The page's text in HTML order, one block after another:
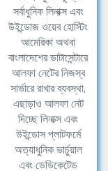
সর্বাধুনিক লিনাক্স এবং
উইন্ডোজ ওয়েব হোস্টিং
আমেরিকা অথবা
বাংলাদেশের ডাটাসেন্টারে
আলফা নেটের নিজস্ব
সার্ভারে রাখার ব্যবস্থা,
এছাড়াও আলফা নেট
দিচ্ছে লিনাক্স এবং
উইন্ডোস প্লাটফর্মে
অত্যাধুনিক ভার্চুয়াল
এবং ডেডিকেটেড